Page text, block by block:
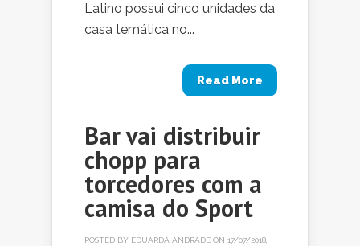
Latino possui cinco unidades da
casa temática no...
Read More
Bar vai distribuir
chopp para
torcedores com a
camisa do Sport
POSTED BY EDUARDA ANDRADE ON 17/07/2018,